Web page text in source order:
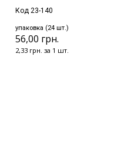
Код 23-140
упаковка (24 шт.)
56,00 грн.
2,33 грн. за 1 шт.